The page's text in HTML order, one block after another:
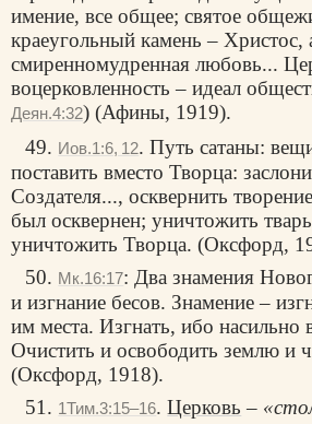
имение, все общее; святое
краеугольный камень – Христос,
смиренномудренная любовь...
воцерковленность – идеал
Деян.4:32) (Афины, 1919).
49. Иов.1:6, 12. Путь сатаны:
поставить вместо Творца:
Создателя..., осквернить
был осквернен; уничтожить
уничтожить Творца. (Оксфорд,
50. Мк.16:17: Два знамения
и изгнание бесов. Знамение –
им места. Изгнать, ибо насильно
Очистить и освободить землю и
(Оксфорд, 1918).
51. 1Тим.3:15–16.Церковь –